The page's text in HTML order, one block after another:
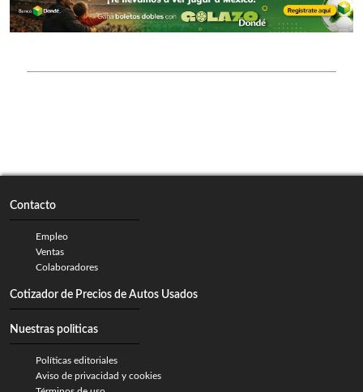
Contacto
Empleo
Ventas
Colaboradores
Cotizador de Precios de Autos Usados
Nuestras politicas
Políticas editoriales
Aviso de privacidad y cookies